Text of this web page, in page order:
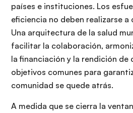
países e instituciones. Los
eficiencia no deben realizarse
Una arquitectura de la salud
facilitar la colaboración,
la financiación y la rendición de
objetivos comunes para
comunidad se quede atrás.
A medida que se cierra la